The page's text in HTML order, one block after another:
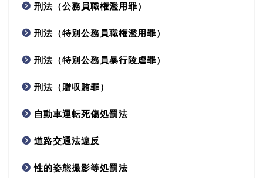
刑法（公務員職権濫用罪）
刑法（特別公務員職権濫用罪）
刑法（特別公務員暴行陵虐罪）
刑法（贈収賄罪）
自動車運転死傷処罰法
道路交通法違反
性的姿態撮影等処罰法